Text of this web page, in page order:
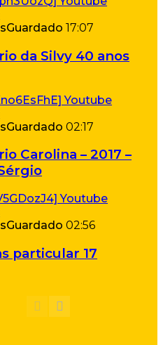
Guardado 17:07
da Silvy 40 anos
Guardado 02:17
Carolina – 2017 –
Guardado 02:56
particular 17